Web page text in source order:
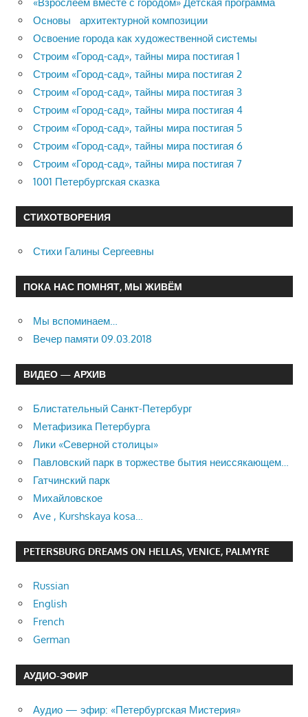
Основы архитектурной композиции
Освоение города как художественной системы
Строим «Город-сад», тайны мира постигая 1
Строим «Город-сад», тайны мира постигая 2
Строим «Город-сад», тайны мира постигая 3
Строим «Город-сад», тайны мира постигая 4
Строим «Город-сад», тайны мира постигая 5
Строим «Город-сад», тайны мира постигая 6
Строим «Город-сад», тайны мира постигая 7
1001 Петербургская сказка
СТИХОТВОРЕНИЯ
Стихи Галины Сергеевны
ПОКА НАС ПОМНЯТ, МЫ ЖИВЁМ
Мы вспоминаем…
Вечер памяти 09.03.2018
ВИДЕО — АРХИВ
Блистательный Санкт-Петербург
Метафизика Петербурга
Лики «Северной столицы»
Павловский парк в торжестве бытия неиссякающем…
Гатчинский парк
Михайловское
Ave , Kurshskaya kosa…
PETERSBURG DREAMS ON HELLAS, VENICE, PALMYRE
Russian
English
French
German
АУДИО-ЭФИР
Аудио — эфир: «Петербургская Мистерия»